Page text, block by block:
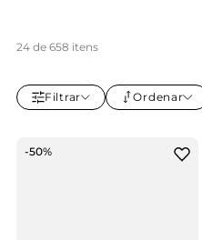
24 de 658 itens
Filtrar Ordenar
-50%